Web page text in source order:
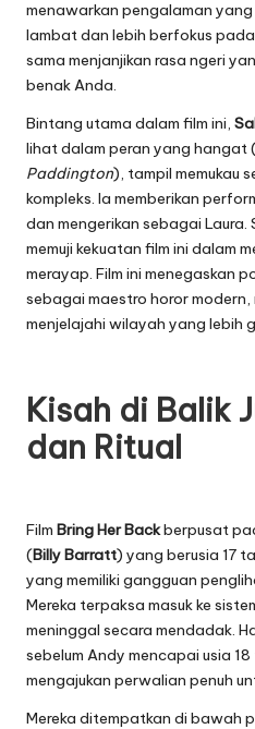
menawarkan pengalaman
lambat dan lebih berfokus
sama menjanjikan rasa ngeri
benak Anda.
Bintang utama dalam film ini,
lihat dalam peran yang hangat
Paddington), tampil memukau
kompleks. Ia memberikan
dan mengerikan sebagai
memuji kekuatan film ini dalam
merayap. Film ini menegaskan
sebagai maestro horor modern,
menjelajahi wilayah yang lebih
Kisah di Balik
dan Ritual
Film Bring Her Backberpusat
(Billy Barratt) yang berusia 17
yang memiliki gangguan
Mereka terpaksa masuk ke
meninggal secara mendadak.
sebelum Andy mencapai usia
mengajukan perwalian penuh
Mereka ditempatkan di bawah